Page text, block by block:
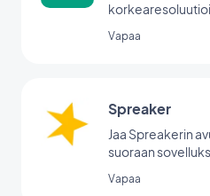
Vapaa
Spreaker
Jaa Spreakerin
suoraan
Vapaa